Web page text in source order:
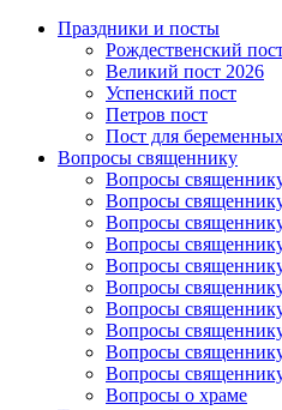
Праздники и посты
Рождественский
Великий пост 2026
Успенский пост
Петров пост
Пост для
Вопросы священнику
Вопросы
Вопросы
Вопросы
Вопросы
Вопросы
Вопросы
Вопросы
Вопросы
Вопросы
Вопросы
Вопросы о храме